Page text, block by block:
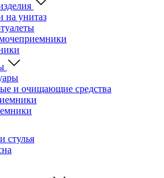
на унитаз
и очищающие средства
стулья